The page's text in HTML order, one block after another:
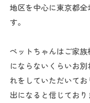
地区を中心に東京都
す。
ペットちゃんはご家
にならないくらいお
れをしていただいて
出になると信じており